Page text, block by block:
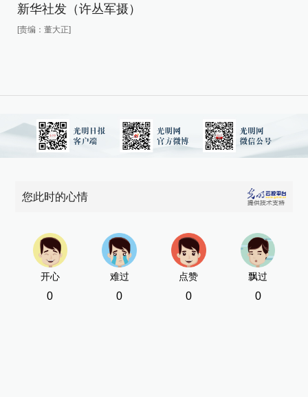
新华社发（许丛军摄）
[责编：董大正]
您此时的心情
开心
0
难过
0
点赞
0
飘过
0